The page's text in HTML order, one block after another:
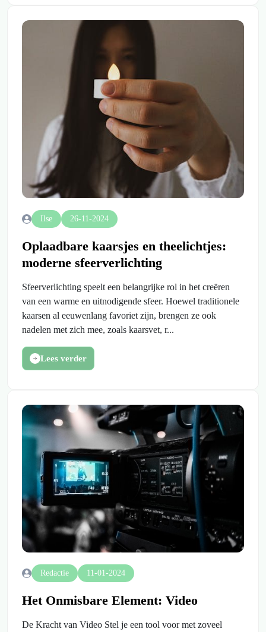
Ilse 26-11-2024
Oplaadbare kaarsjes en theelichtjes:
moderne sfeerverlichting
Sfeerverlichting speelt een belangrijke rol in het creëren
van een warme en uitnodigende sfeer. Hoewel traditionele
kaarsen al eeuwenlang favoriet zijn, brengen ze ook
nadelen met zich mee, zoals kaarsvet, r...
Lees verder
Redactie 11-01-2024
Het Onmisbare Element: Video
De Kracht van Video Stel je een tool voor met zoveel